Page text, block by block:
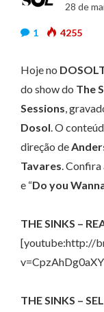
28 de
1 4255
Hoje no
do show do The
Sessions,
Dosol. O
direção de
Tavares. Confira
e “Do you
THE SINKS –
[youtube:http://
THE SINKS –